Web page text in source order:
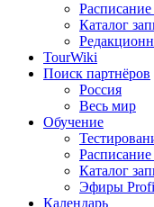
Каталог
TourWiki
Поиск партнёров
Россия
Весь мир
Обучение
Каталог
Эфиры
Календарь